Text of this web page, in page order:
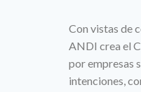
Con vistas de
ANDI crea el
por empresas
intenciones,